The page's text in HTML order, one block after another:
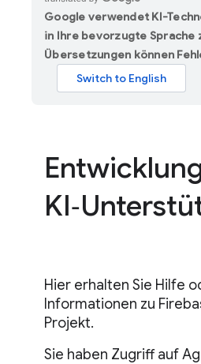
Google verwendet KI-
in Ihre bevorzugte Sprache
Übersetzungen können
Hier erhalten Sie Hilfe
Informationen zu
Projekt.
Sie haben Zugriff auf